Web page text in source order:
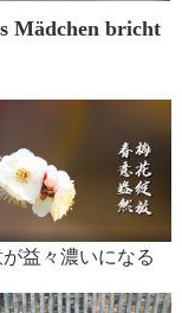
Mädchen bricht
益々濃いになる